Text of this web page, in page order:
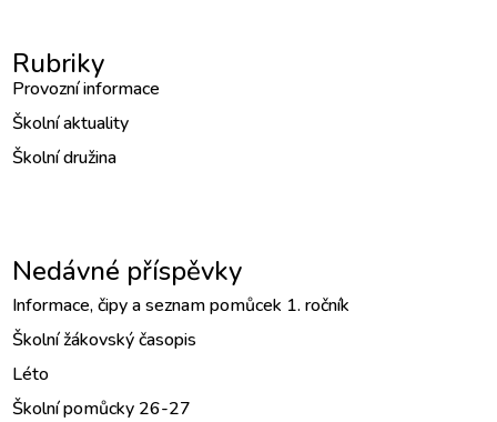
Rubriky
Provozní informace
Školní aktuality
Školní družina
Nedávné příspěvky
Informace, čipy a seznam pomůcek 1. ročník
Školní žákovský časopis
Léto
Školní pomůcky 26-27